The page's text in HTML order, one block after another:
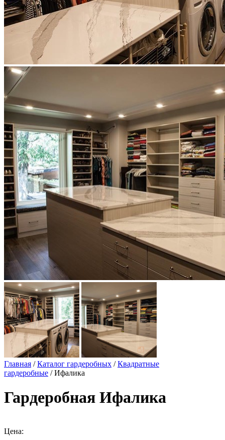
Главная /Каталог гардеробных /Квадратные
гардеробные / Ифалика
Гардеробная Ифалика
Цена: